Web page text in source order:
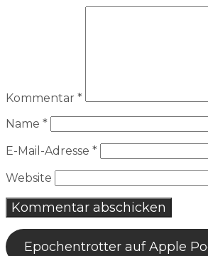
Kommentar *
Name *
E-Mail-Adresse *
Website
Epochentrotter auf Apple